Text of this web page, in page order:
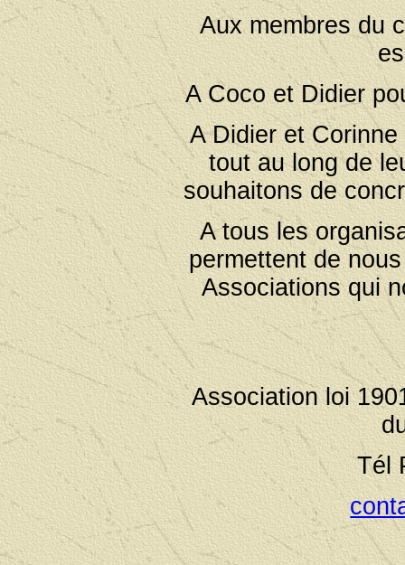
Aux membres du
A Coco et Didier
A Didier et
tout au long de
souhaitons de
A tous les
permettent de
Associations qui
Association loi
Tél